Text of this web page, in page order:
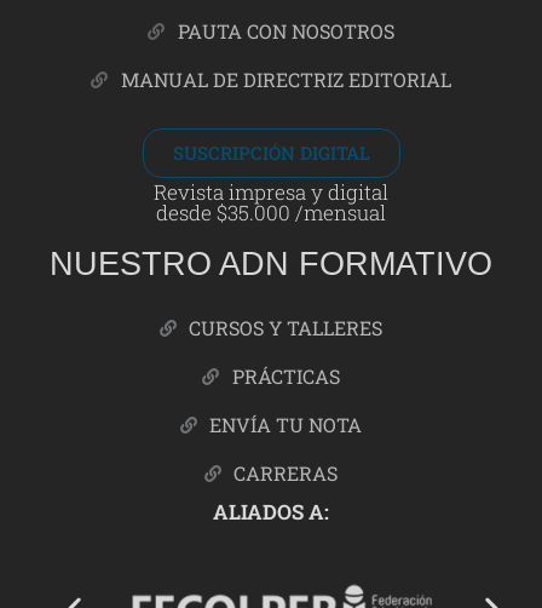
PAUTA CON NOSOTROS
MANUAL DE DIRECTRIZ EDITORIAL
SUSCRIPCIÓN DIGITAL
Revista impresa y digital
desde $35.000 /mensual
NUESTRO ADN FORMATIVO
CURSOS Y TALLERES
PRÁCTICAS
ENVÍA TU NOTA
CARRERAS
ALIADOS A: